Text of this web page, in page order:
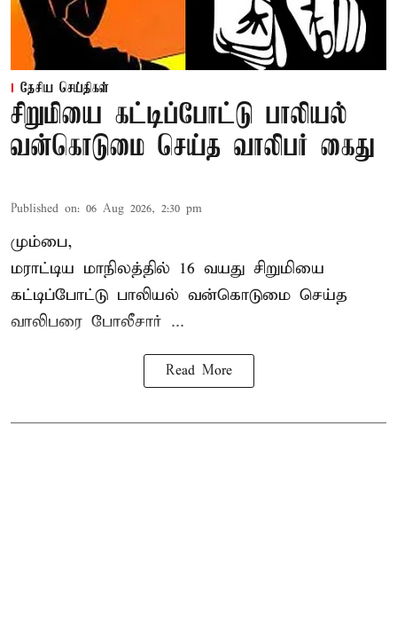
தேசிய செய்திகள்
சிறுமியை கட்டிப்போட்டு பாலியல்
வன்கொடுமை செய்த வாலிபர் கைது
Published on: 06 Aug 2026, 2:30 pm
மும்பை,
மராட்டிய மாநிலத்தில் 16 வயது சிறுமியை
கட்டிப்போட்டு பாலியல் வன்கொடுமை செய்த
வாலிபரை போலீசார் ...
Read More